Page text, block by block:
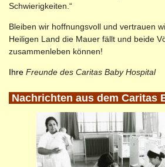
Schwierigkeiten.“
Bleiben wir hoffnungsvoll und vertrauen
Heiligen Land die Mauer fällt und beide
zusammenleben können!
Ihre Freunde des Caritas Baby Hospital
Nachrichten aus dem Caritas